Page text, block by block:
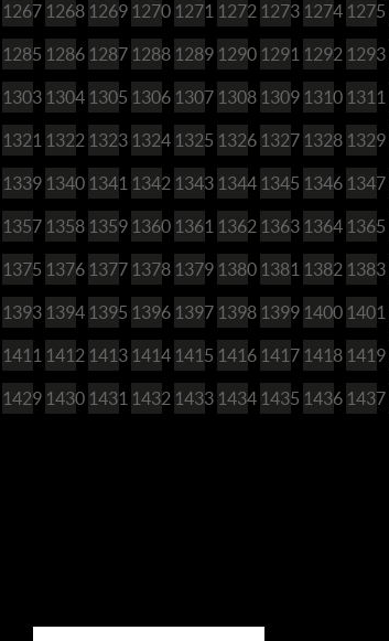
1267 1268 1269 1270 1271 1272 1273 1274 1275
1285 1286 1287 1288 1289 1290 1291 1292 1293
1303 1304 1305 1306 1307 1308 1309 1310 1311
1321 1322 1323 1324 1325 1326 1327 1328 1329
1339 1340 1341 1342 1343 1344 1345 1346 1347
1357 1358 1359 1360 1361 1362 1363 1364 1365
1375 1376 1377 1378 1379 1380 1381 1382 1383
1393 1394 1395 1396 1397 1398 1399 1400 1401
1411 1412 1413 1414 1415 1416 1417 1418 1419
1429 1430 1431 1432 1433 1434 1435 1436 1437